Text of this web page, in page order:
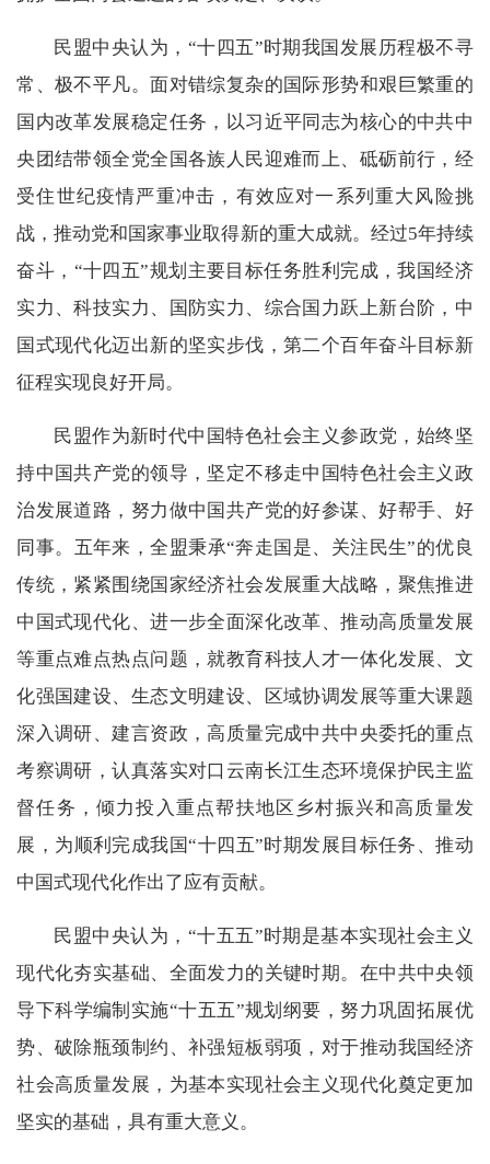
民盟中央认为，“十四五”时期我国发展历程极不寻
常、极不平凡。面对错综复杂的国际形势和艰巨繁重的
国内改革发展稳定任务，以习近平同志为核心的中共中
央团结带领全党全国各族人民迎难而上、砥砺前行，经
受住世纪疫情严重冲击，有效应对一系列重大风险挑
战，推动党和国家事业取得新的重大成就。经过5年持续
奋斗，“十四五”规划主要目标任务胜利完成，我国经济
实力、科技实力、国防实力、综合国力跃上新台阶，中
国式现代化迈出新的坚实步伐，第二个百年奋斗目标新
征程实现良好开局。
民盟作为新时代中国特色社会主义参政党，始终坚
持中国共产党的领导，坚定不移走中国特色社会主义政
治发展道路，努力做中国共产党的好参谋、好帮手、好
同事。五年来，全盟秉承“奔走国是、关注民生”的优良
传统，紧紧围绕国家经济社会发展重大战略，聚焦推进
中国式现代化、进一步全面深化改革、推动高质量发展
等重点难点热点问题，就教育科技人才一体化发展、文
化强国建设、生态文明建设、区域协调发展等重大课题
深入调研、建言资政，高质量完成中共中央委托的重点
考察调研，认真落实对口云南长江生态环境保护民主监
督任务，倾力投入重点帮扶地区乡村振兴和高质量发
展，为顺利完成我国“十四五”时期发展目标任务、推动
中国式现代化作出了应有贡献。
民盟中央认为，“十五五”时期是基本实现社会主义
现代化夯实基础、全面发力的关键时期。在中共中央领
导下科学编制实施“十五五”规划纲要，努力巩固拓展优
势、破除瓶颈制约、补强短板弱项，对于推动我国经济
社会高质量发展，为基本实现社会主义现代化奠定更加
坚实的基础，具有重大意义。